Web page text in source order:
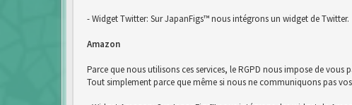
- Widget Twitter: Sur JapanFigs™ nous intégrons un widget de Twitter.
Amazon
Parce que nous utilisons ces services, le RGPD nous impose de vous
Tout simplement parce que même si nous ne communiquons pas